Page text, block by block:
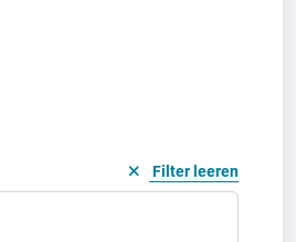
Filter leeren